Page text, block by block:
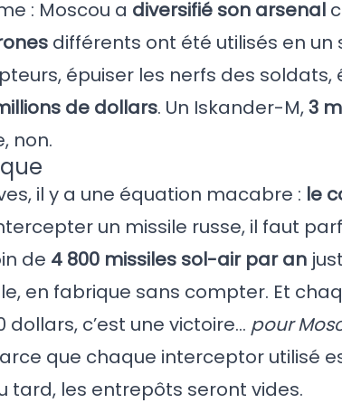
: Moscou a diversifié son arsenal
différents ont été utilisés en un
épuiser les nerfs des
de dollars. Un Iskander-M,3
non.
il y a une équation macabre : le
un missile russe, il faut
de 4 800 missiles sol-air par an
en fabrique sans compter. Et
dollars, c’est une victoire… pour
que chaque interceptor utilisé
tard, les entrepôts seront vides.